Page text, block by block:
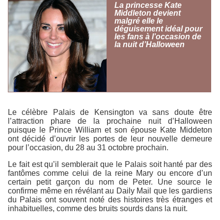
La princesse Kate
Middleton devient
malgré elle le
déguisement idéal pour
les fans à l’occasion de
la nuit d’Halloween
Le célèbre Palais de Kensington va sans doute être
l’attraction phare de la prochaine nuit d’Halloween
puisque le Prince William et son épouse Kate Middeton
ont décidé d’ouvrir les portes de leur nouvelle demeure
pour l’occasion, du 28 au 31 octobre prochain.
Le fait est qu’il semblerait que le Palais soit hanté par des
fantômes comme celui de la reine Mary ou encore d’un
certain petit garçon du nom de Peter. Une source le
confirme même en révélant au Daily Mail que les gardiens
du Palais ont souvent noté des histoires très étranges et
inhabituelles, comme des bruits sourds dans la nuit.